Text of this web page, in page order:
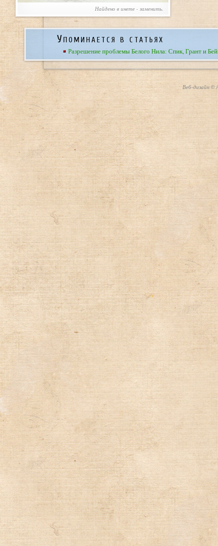
Найдено в инете - заменить.
Упоминается в статьях
Разрешение проблемы Белого Нила: Спик, Грант и
Веб-дизайн ©